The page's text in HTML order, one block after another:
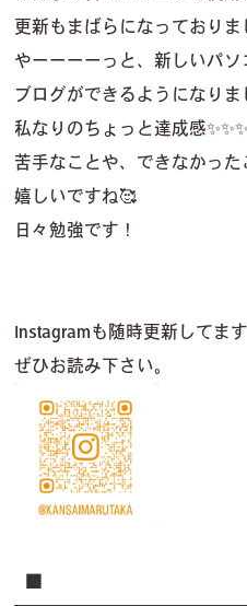
更新もまばらになっておりま
やーーーーっと、新しいパソ
ブログができるようになり
私なりのちょっと達成感✨✨✨
苦手なことや、できなかっ
嬉しいですね🥰
日々勉強です！
Instagramも随時更新 してます
ぜひお読み下さい。